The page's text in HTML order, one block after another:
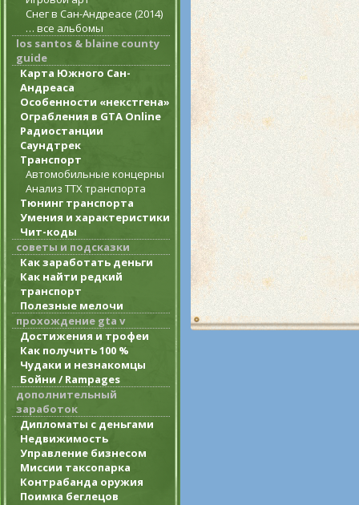
Снег в Сан-Андреасе (2014)
… все альбомы
los santos & blaine county
guide
Карта Южного Сан-
Андреаса
Особенности «некстгена»
Ограбления в GTA Online
Радиостанции
Саундтрек
Транспорт
Автомобильные концерны
Анализ ТТХ транспорта
Тюнинг транспорта
Умения и характеристики
Чит-коды
советы и подсказки
Как заработать деньги
Как найти редкий
транспорт
Полезные мелочи
прохождение gta v
Достижения и трофеи
Как получить 100 %
Чудаки и незнакомцы
Бойни / Rampages
дополнительный
заработок
Дипломаты с деньгами
Недвижимость
Управление бизнесом
Миссии таксопарка
Контрабанда оружия
Поимка беглецов